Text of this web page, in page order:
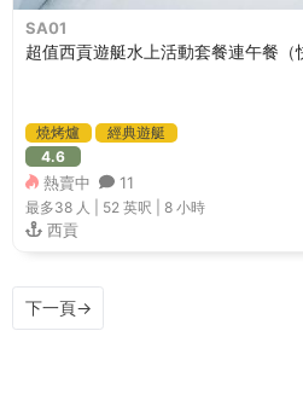
SA01
超值西貢遊艇水上活動套餐連午餐（
燒烤爐
經典遊艇
4.6
熱賣中 11
最多38人 | 52 英呎 8 小時
西貢
下一頁→